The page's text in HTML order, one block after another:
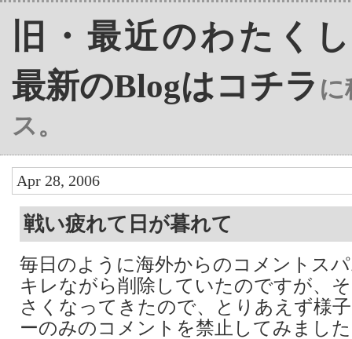
旧・最近のわたく
最新のBlogはコチラ
ス。
Apr 28, 2006
戦い疲れて日が暮れて
毎日のように海外からのコメントス
キレながら削除していたのですが、
さくなってきたので、とりあえず様
ーのみのコメントを禁止してみまし